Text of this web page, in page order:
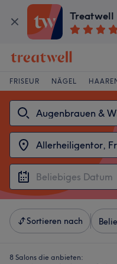
Treatwell
FRISEUR NÄGEL
Sortieren nach
8 Salons die anbieten: